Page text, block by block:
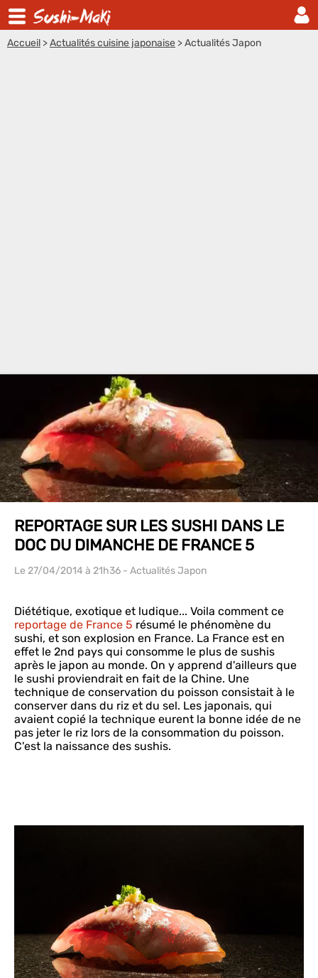
Accueil >Actualités cuisine japonaise >Actualités Japon
REPORTAGE SUR LES SUSHI DANS LE
DOC DU DIMANCHE DE FRANCE 5
Le 27/04/2014 à 21h36 - Actualités Japon
Diététique, exotique et ludique... Voila comment ce
reportage de France 5 résumé le phénomène du
sushi, et son explosion en France. La France est en
effet le 2nd pays qui consomme le plus de sushis
après le japon au monde. On y apprend d'ailleurs que
le sushi proviendrait en fait de la Chine. Une
technique de conservation du poisson consistait à le
conserver dans du riz et du sel. Les japonais, qui
avaient copié la technique eurent la bonne idée de ne
pas jeter le riz lors de la consommation du poisson.
C'est la naissance des sushis.